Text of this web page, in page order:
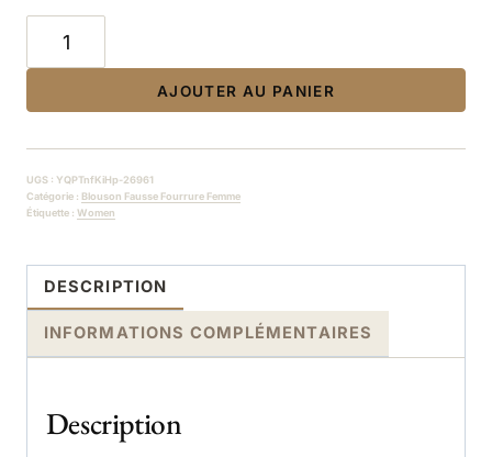
fourrure
en
peluche
AJOUTER AU PANIER
UGS : YQPTnfKiHp-26961
Catégorie : Blouson Fausse Fourrure Femme
Étiquette : Women
DESCRIPTION
INFORMATIONS COMPLÉMENTAIRES
Description